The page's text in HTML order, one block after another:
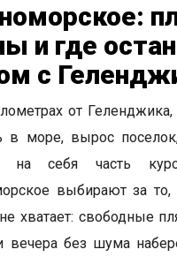
и где
с
от
в море, вырос
на себя часть
выбирают за
хватает: свободные
вечера без шума